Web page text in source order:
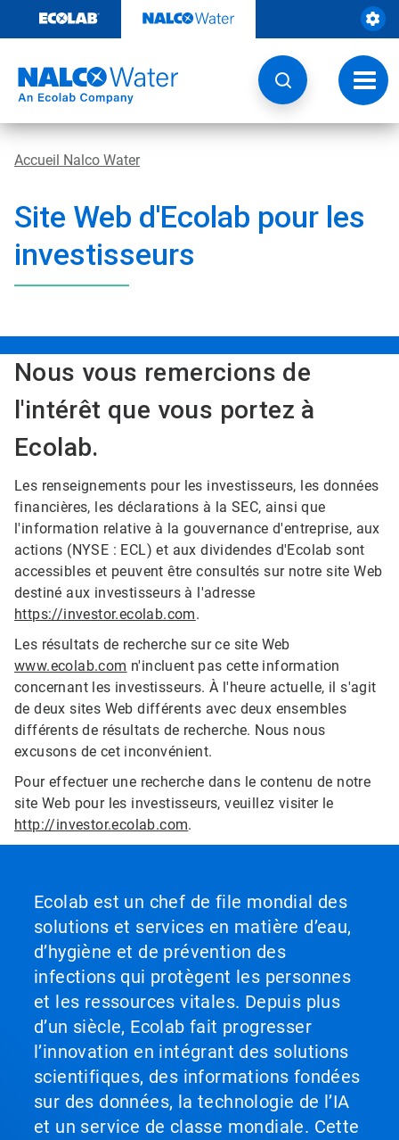
contenu​​​​​​​
à
Accueil Nalco Water
Site Web d'Ecolab pour les
investisseurs
Nous vous remercions de
l'intérêt que vous portez à
Ecolab.
Les renseignements pour les investisseurs, les données
financières, les déclarations à la SEC, ainsi que
l'information relative à la gouvernance d'entreprise, aux
actions (NYSE : ECL) et aux dividendes d'Ecolab sont
accessibles et peuvent être consultés sur notre site Web
destiné aux investisseurs à l'adresse
https://investor.ecolab.com.
Les résultats de recherche sur ce site Web
www.ecolab.com n'incluent pas cette information
concernant les investisseurs. À l'heure actuelle, il s'agit
de deux sites Web différents avec deux ensembles
différents de résultats de recherche. Nous nous
excusons de cet inconvénient.
Pour effectuer une recherche dans le contenu de notre
site Web pour les investisseurs, veuillez visiter le
http://investor.ecolab.com.
Ecolab est un chef de file mondial des
solutions et services en matière d’eau,
d’hygiène et de prévention des
infections qui protègent les personnes
et les ressources vitales. Depuis plus
d’un siècle, Ecolab fait progresser
l’innovation en intégrant des solutions
scientifiques, des informations fondées
sur des données, la technologie de l’IA
et un service de classe mondiale. Cette